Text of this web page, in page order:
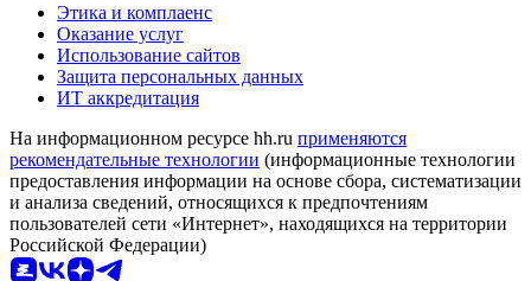
Этика и комплаенс
Оказание услуг
Использование сайтов
Защита персональных данных
ИТ аккредитация
На информационном ресурсе hh.ru применяются
рекомендательные технологии (информационные технологии
предоставления информации на основе сбора, систематизации
и анализа сведений, относящихся к предпочтениям
пользователей сети «Интернет», находящихся на территории
Российской Федерации)